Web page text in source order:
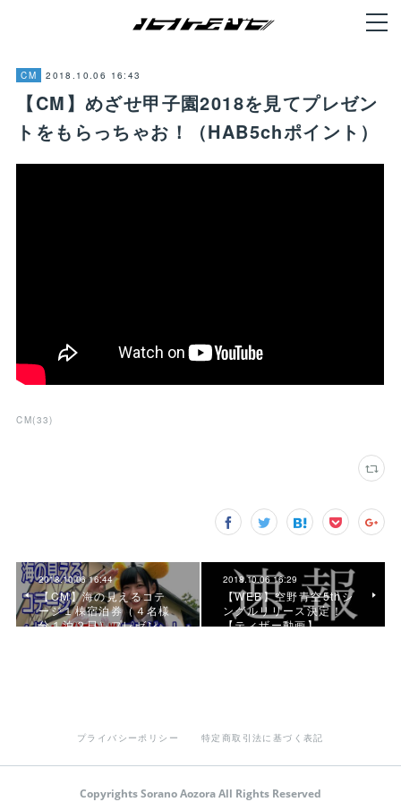
CM 2018.10.06 16:43
【CM】めざせ甲子園2018を見てプレゼン
トをもらっちゃお！（HAB5chポイント）
CM(33)
2018.10.06 16:44
【CM】海の見えるコテ
ージ１棟宿泊券（４名様
分１泊２日）プレゼン…
2018.10.06 16:29
【WEB】空野青空5thシ
ングルリリース決定！
【ティザー動画】
プライバシーポリシー 特定商取引法に基づく表記
Copyrights Sorano Aozora All Rights Reserved